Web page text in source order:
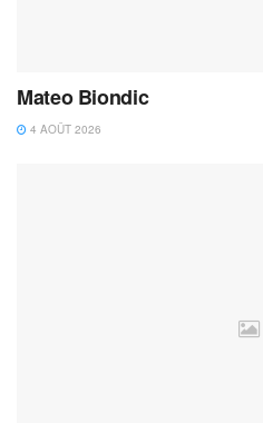
Mateo Biondic
4 AOÛT 2026